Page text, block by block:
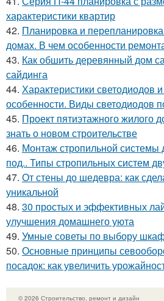
характеристики квартир
42. Планировка и
домах. В чем особенности
43. Как обшить деревянный дом
сайдинга
44. Характеристики светодиодов
особенности. Виды светодиодов
45. Проект пятиэтажного жилого
знать о новом строительстве
46. Монтаж стропильной системы
под.. Типы стропильных систем
47. От стены до шедевра: как
уникальной
48. 30 простых и эффективных
улучшения домашнего уюта
49. Умные советы по выбору
50. Основные принципы
посадок: как увеличить
© 2026 Строительство, ремонт и дизайн